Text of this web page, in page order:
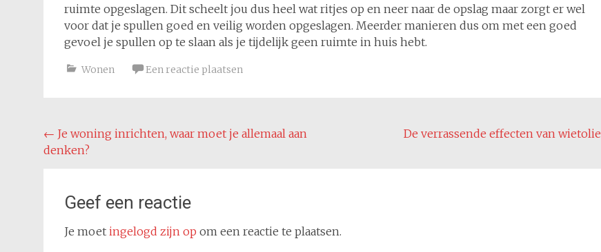
ruimte opgeslagen. Dit scheelt jou dus heel wat ritjes op en neer naar de opslag maar zorgt er wel
voor dat je spullen goed en veilig worden opgeslagen. Meerder manieren dus om met een goed
gevoel je spullen op te slaan als je tijdelijk geen ruimte in huis hebt.
Wonen Een reactie plaatsen
Bericht
navigatie
← Je woning inrichten, waar moet je allemaal aan
denken?
De verrassende effecten van wietolie
Geef een reactie
Je moet ingelogd zijn op om een reactie te plaatsen.